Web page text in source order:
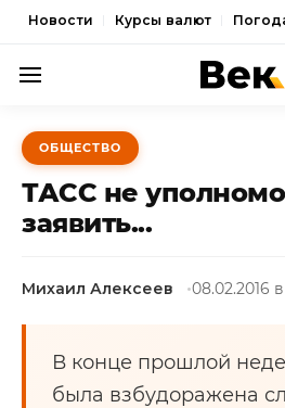
Новости Курсы валют
ПОЛИТИКА
ЭКОНОМИКА
ОБЩЕСТВО
КУЛЬТУРА
ОБЩЕСТВО
ТАСС не
заявить...
Михаил Алексеев 08.02.2016
В конце прошлой
была взбудоражена